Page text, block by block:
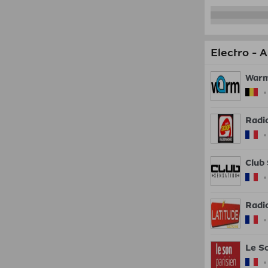
Electro -
Club
Le